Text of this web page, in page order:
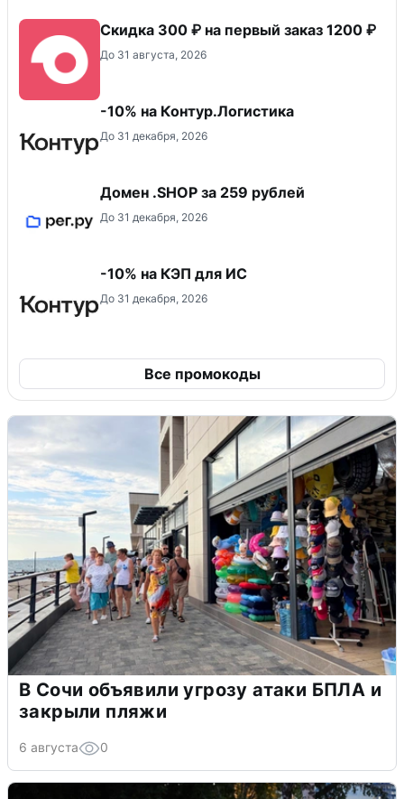
Скидка 300 ₽ на первый заказ 1200 ₽
До 31 августа, 2026
-10% на Контур.Логистика
До 31 декабря, 2026
Домен .SHOP за 259 рублей
До 31 декабря, 2026
-10% на КЭП для ИС
До 31 декабря, 2026
Все промокоды
В Сочи объявили угрозу атаки БПЛА и
закрыли пляжи
6 августа 0